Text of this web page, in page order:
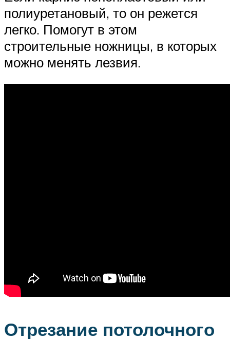
полиуретановый, то он режется
легко. Помогут в этом
строительные ножницы, в которых
можно менять лезвия.
Отрезание потолочного